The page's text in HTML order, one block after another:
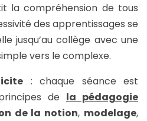
la compréhension de tous
des apprentissages se
jusqu’au collège avec une
vers le complexe.
: chaque séance est
de la pédagogie
de la notion, modelage,